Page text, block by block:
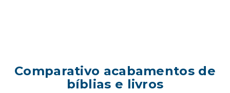
Comparativo acabamentos de
bíblias e livros